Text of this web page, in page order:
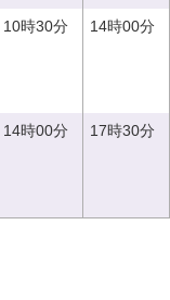
10時30分 14時00分
14時00分 17時30分